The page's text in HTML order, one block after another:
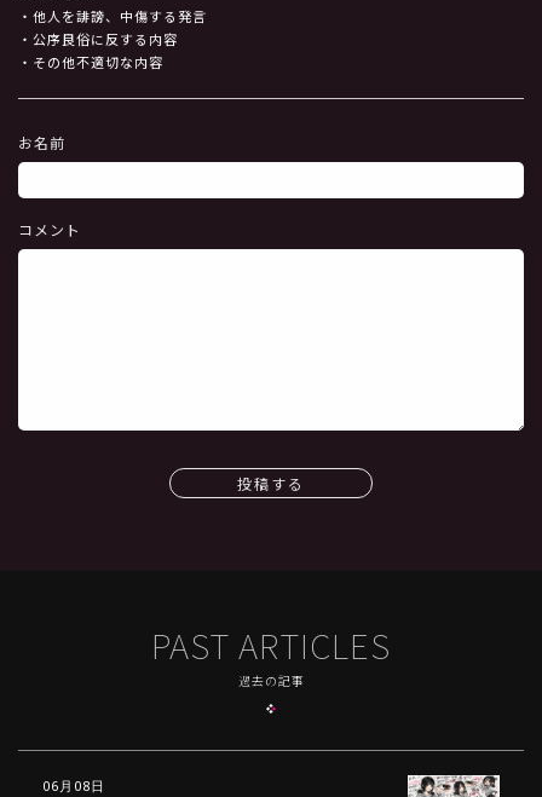
・他人を誹謗、中傷する発言
・公序良俗に反する内容
・その他不適切な内容
お名前
コメント
投稿する
PAST ARTICLES
過去の記事
06月08日